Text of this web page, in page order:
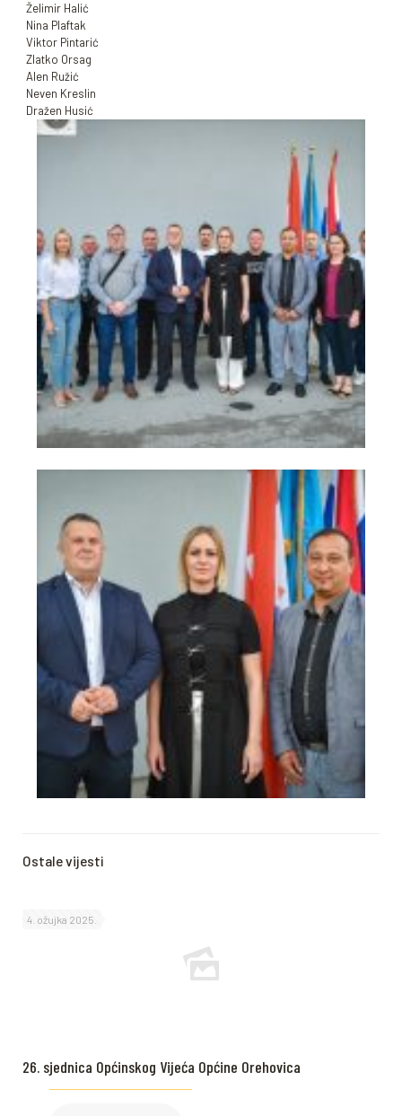
Želimir Halić
Nina Plaftak
Viktor Pintarić
Zlatko Orsag
Alen Ružić
Neven Kreslin
Dražen Husić
Ostale vijesti
4. ožujka 2025.
26. sjednica Općinskog Vijeća Općine Orehovica